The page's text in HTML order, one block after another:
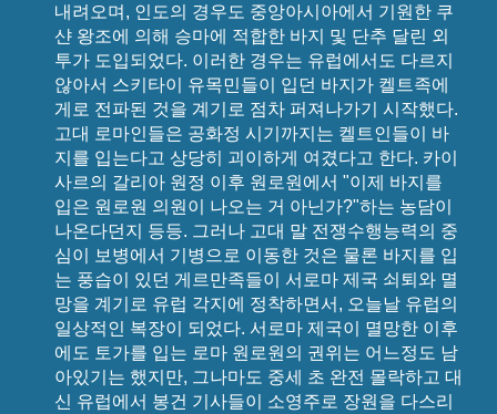
내려오며, 인도의 경우도 중앙아시아에서 기원한 쿠
샨 왕조에 의해 승마에 적합한 바지 및 단추 달린 외
투가 도입되었다. 이러한 경우는 유럽에서도 다르지
않아서 스키타이 유목민들이 입던 바지가 켈트족에
게로 전파된 것을 계기로 점차 퍼져나가기 시작했다.
고대 로마인들은 공화정 시기까지는 켈트인들이 바
지를 입는다고 상당히 괴이하게 여겼다고 한다. 카이
사르의 갈리아 원정 이후 원로원에서 "이제 바지를
입은 원로원 의원이 나오는 거 아닌가?"하는 농담이
나온다던지 등등. 그러나 고대 말 전쟁수행능력의 중
심이 보병에서 기병으로 이동한 것은 물론 바지를 입
는 풍습이 있던 게르만족들이 서로마 제국 쇠퇴와 멸
망을 계기로 유럽 각지에 정착하면서, 오늘날 유럽의
일상적인 복장이 되었다. 서로마 제국이 멸망한 이후
에도 토가를 입는 로마 원로원의 권위는 어느정도 남
아있기는 했지만, 그나마도 중세 초 완전 몰락하고 대
신 유럽에서 봉건 기사들이 소영주로 장원을 다스리